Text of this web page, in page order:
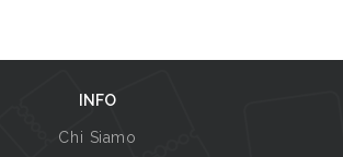
INFO
Chi Siamo